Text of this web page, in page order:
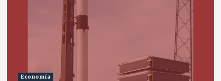
Economía